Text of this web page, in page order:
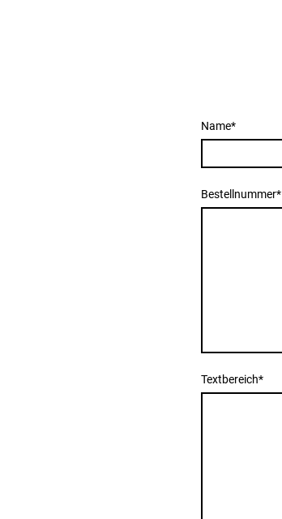
Name*
Bestellnummer*
Textbereich*